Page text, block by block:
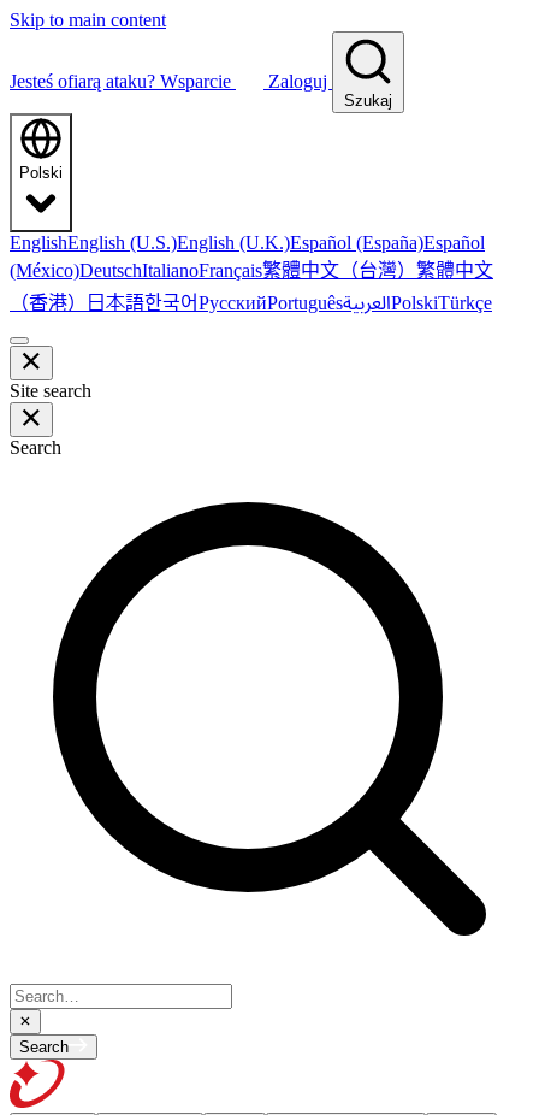
Skip to main content
Jesteś ofiarą ataku? Wsparcie Zaloguj
Szukaj
Polski
EnglishEnglish (U.S.)English (U.K.)Español (España)Español
(México)DeutschItalianoFrançais繁體中文（台灣） 繁體中文
（香港） 日本語한국어РусскийPortuguêsالعربيةPolskiTürkçe
Site search
Search
Search